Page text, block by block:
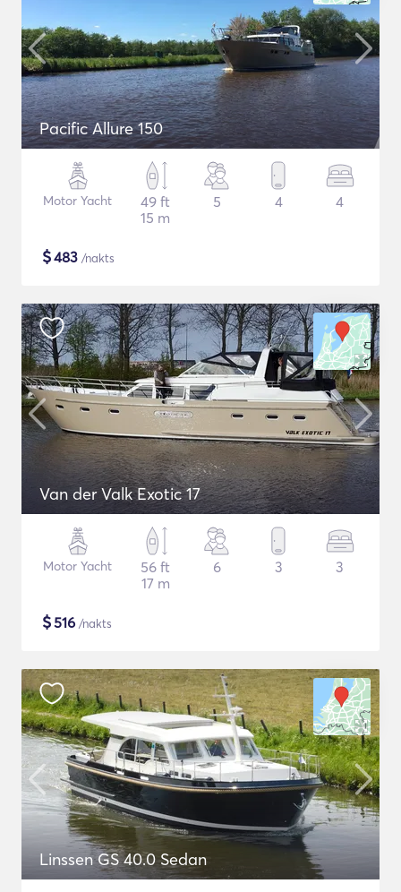
Pacific Allure 150
Motor Yacht
49 ft
15 m
5 4 4
$483 /nakts
Van der Valk Exotic 17
Motor Yacht
56 ft
17 m
6 3 3
$516 /nakts
Linssen GS 40.0 Sedan